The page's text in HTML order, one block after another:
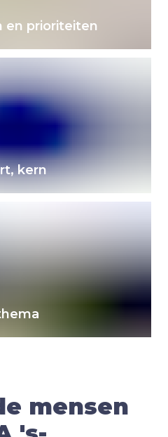
en prioriteiten
kern
mensen